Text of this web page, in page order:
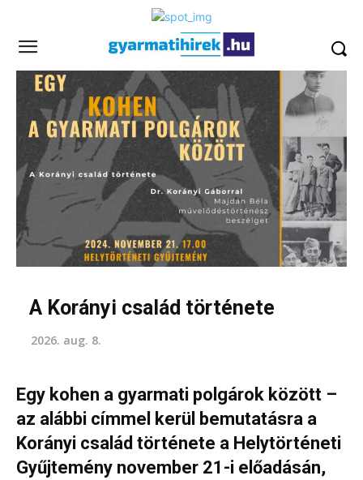
A Korányi család története
2026. aug. 8.
Egy kohen a gyarmati polgárok között –
az alábbi címmel kerül bemutatásra a
Korányi család története a Helytörténeti
Gyűjtemény november 21-i előadásán,